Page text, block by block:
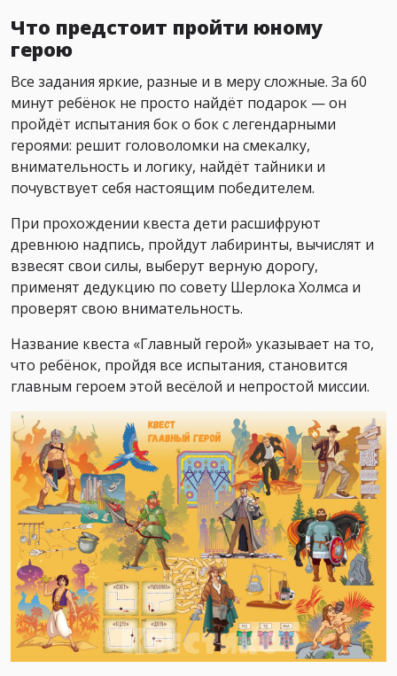
Что предстоит пройти юному
герою
Все задания яркие, разные и в меру сложные. За 60
минут ребёнок не просто найдёт подарок — он
пройдёт испытания бок о бок с легендарными
героями: решит головоломки на смекалку,
внимательность и логику, найдёт тайники и
почувствует себя настоящим победителем.
При прохождении квеста дети расшифруют
древнюю надпись, пройдут лабиринты, вычислят и
взвесят свои силы, выберут верную дорогу,
применят дедукцию по совету Шерлока Холмса и
проверят свою внимательность.
Название квеста «Главный герой» указывает на то,
что ребёнок, пройдя все испытания, становится
главным героем этой весёлой и непростой миссии.